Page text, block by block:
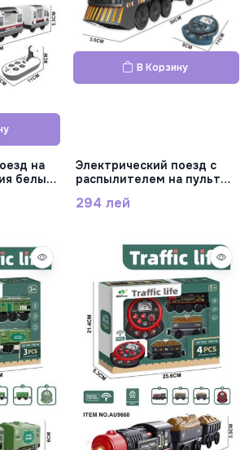
на
белый,
В Корзину
Электрический поезд с
распылителем на пульте
AU9664
294 лей